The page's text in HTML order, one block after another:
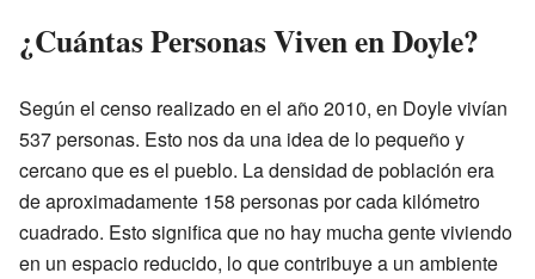
¿Cuántas Personas Viven en Doyle?
Según el censo realizado en el año 2010, en Doyle vivían
537 personas. Esto nos da una idea de lo pequeño y
cercano que es el pueblo. La densidad de población era
de aproximadamente 158 personas por cada kilómetro
cuadrado. Esto significa que no hay mucha gente viviendo
en un espacio reducido, lo que contribuye a un ambiente